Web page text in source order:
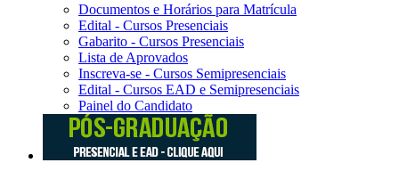
Documentos e Horários para Matrícula
Edital - Cursos Presenciais
Gabarito - Cursos Presenciais
Lista de Aprovados
Inscreva-se - Cursos Semipresenciais
Edital - Cursos EAD e Semipresenciais
Painel do Candidato